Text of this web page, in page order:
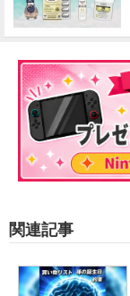
関連記事